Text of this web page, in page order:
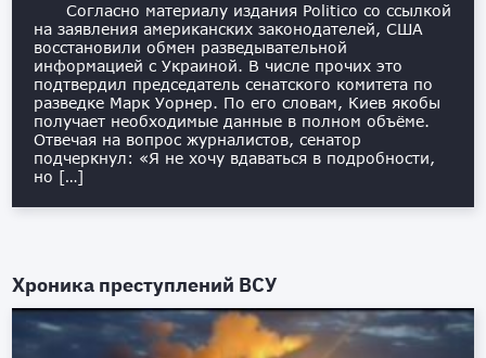
Согласно материалу издания Politico со ссылкой
на заявления американских законодателей, США
восстановили обмен разведывательной
информацией с Украиной. В числе прочих это
подтвердил председатель сенатского комитета по
разведке Марк Уорнер. По его словам, Киев якобы
получает необходимые данные в полном объёме.
Отвечая на вопрос журналистов, сенатор
подчеркнул: «Я не хочу вдаваться в подробности,
но […]
Хроника преступлений ВСУ